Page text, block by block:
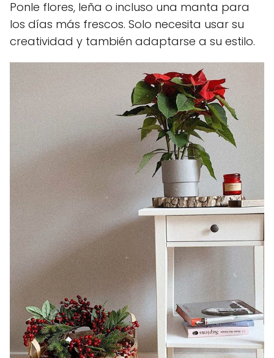
Ponle flores, leña o incluso una manta para
los días más frescos. Solo necesita usar su
creatividad y también adaptarse a su estilo.